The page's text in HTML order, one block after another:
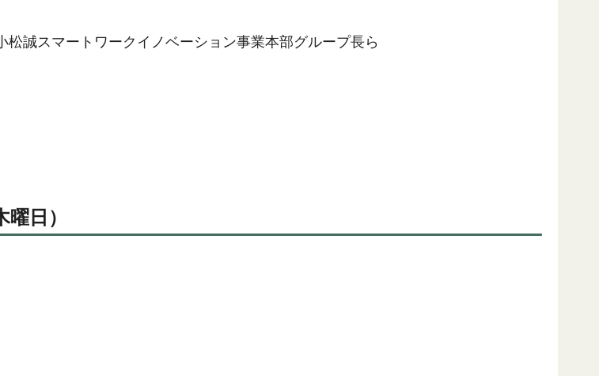
誠スマートワークイノベーション事業本部グループ長ら
日）